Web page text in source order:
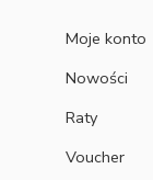
Moje konto
Nowości
Raty
Voucher